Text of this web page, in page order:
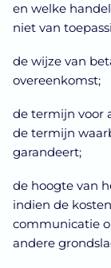
en welke
niet van
de wijze van
overeenkomst;
de termijn voor
de termijn
garandeert;
de hoogte van
indien de
communicatie
andere